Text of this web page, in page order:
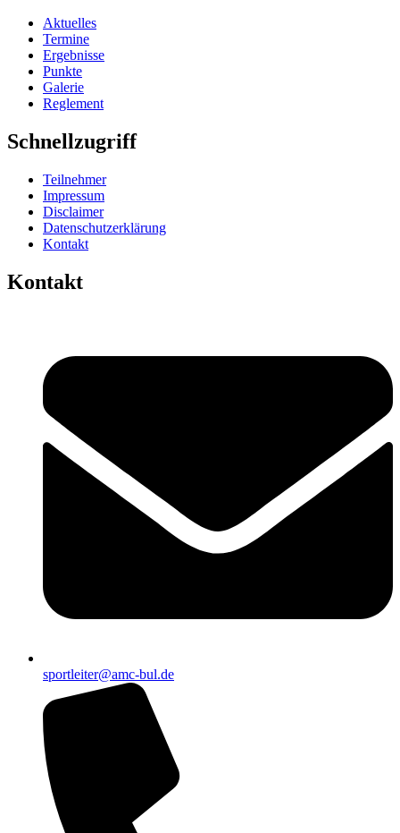
Aktuelles
Termine
Ergebnisse
Punkte
Galerie
Reglement
Schnellzugriff
Teilnehmer
Impressum
Disclaimer
Datenschutzerklärung
Kontakt
Kontakt
sportleiter@amc-bul.de